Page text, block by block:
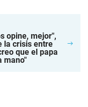
opine, mejor",
la crisis entre
que el papa
mano"